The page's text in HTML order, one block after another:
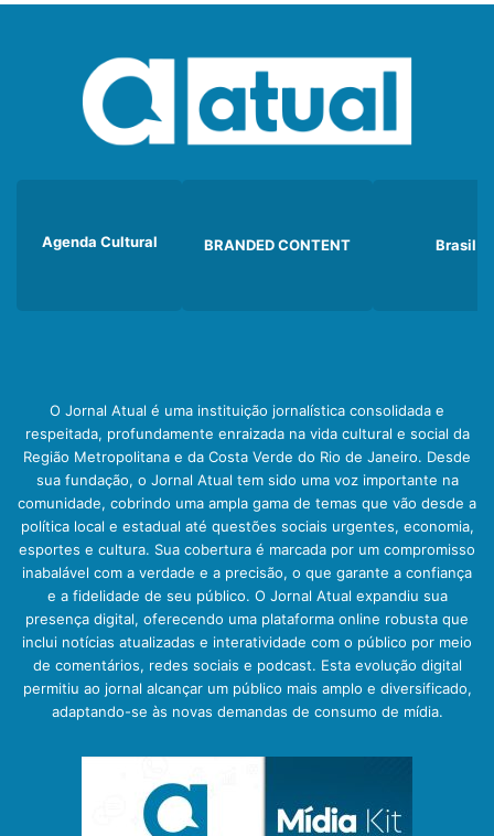
Agenda Cultural BRANDED CONTENT Brasil
O Jornal Atual é uma instituição jornalística consolidada e
respeitada, profundamente enraizada na vida cultural e social da
Região Metropolitana e da Costa Verde do Rio de Janeiro. Desde
sua fundação, o Jornal Atual tem sido uma voz importante na
comunidade, cobrindo uma ampla gama de temas que vão desde a
política local e estadual até questões sociais urgentes, economia,
esportes e cultura. Sua cobertura é marcada por um compromisso
inabalável com a verdade e a precisão, o que garante a confiança
e a fidelidade de seu público. O Jornal Atual expandiu sua
presença digital, oferecendo uma plataforma online robusta que
inclui notícias atualizadas e interatividade com o público por meio
de comentários, redes sociais e podcast. Esta evolução digital
permitiu ao jornal alcançar um público mais amplo e diversificado,
adaptando-se às novas demandas de consumo de mídia.